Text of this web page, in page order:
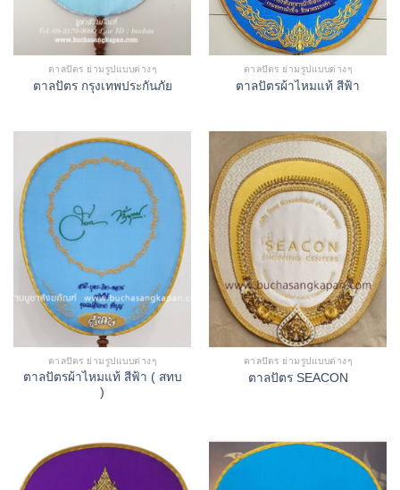
ตาลปัตร ย่ามรูปแบบต่างๆ
ตาลปัตร กรุงเทพประกันภัย
ตาลปัตร ย่ามรูปแบบต่างๆ
ตาลปัตรผ้าไหมแท้ สีฟ้า
ตาลปัตร ย่ามรูปแบบต่างๆ
ตาลปัตรผ้าไหมแท้ สีฟ้า ( สทบ
)
ตาลปัตร ย่ามรูปแบบต่างๆ
ตาลปัตร SEACON